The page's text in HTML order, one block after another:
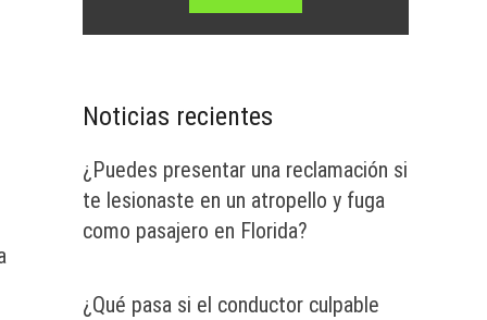
Noticias recientes
¿Puedes presentar una reclamación si
te lesionaste en un atropello y fuga
como pasajero en Florida?
¿Qué pasa si el conductor culpable